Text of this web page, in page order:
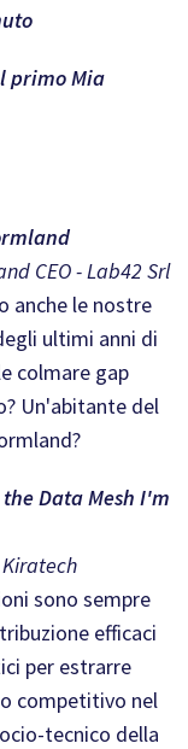
primo Mia
CEO - Lab42 Srl
anche le nostre
ultimi anni di
colmare gap
Un'abitante del
Data Mesh I'm
sono sempre
efficaci
per estrarre
competitivo nel
tecnico della